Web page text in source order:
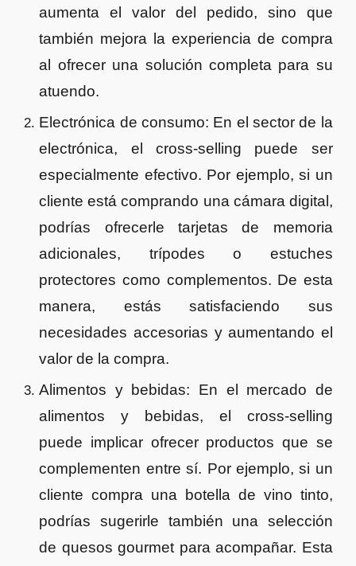
aumenta el valor del pedido, sino que
también mejora la experiencia de compra
al ofrecer una solución completa para su
atuendo.
Electrónica de consumo: En el sector de la
electrónica, el cross-selling puede ser
especialmente efectivo. Por ejemplo, si un
cliente está comprando una cámara digital,
podrías ofrecerle tarjetas de memoria
adicionales, trípodes o estuches
protectores como complementos. De esta
manera, estás satisfaciendo sus
necesidades accesorias y aumentando el
valor de la compra.
Alimentos y bebidas: En el mercado de
alimentos y bebidas, el cross-selling
puede implicar ofrecer productos que se
complementen entre sí. Por ejemplo, si un
cliente compra una botella de vino tinto,
podrías sugerirle también una selección
de quesos gourmet para acompañar. Esta